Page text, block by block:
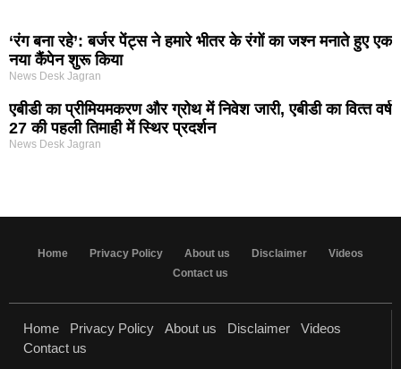
‘रंग बना रहे’: बर्जर पेंट्स ने हमारे भीतर के रंगों का जश्न मनाते हुए एक
नया कैंपेन शुरू किया
News Desk Jagran
एबीडी का प्रीमियमकरण और ग्रोथ में निवेश जारी, एबीडी का वित्‍त वर्ष
27 की पहली तिमाही में स्थिर प्रदर्शन
News Desk Jagran
Home Privacy Policy About us Disclaimer
Videos
Contact us
Home Privacy Policy About us Disclaimer
Videos
Contact us